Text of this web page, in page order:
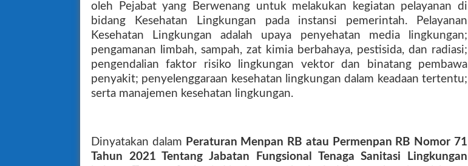
oleh Pejabat yang Berwenang untuk melakukan kegiatan pelayanan di
bidang Kesehatan Lingkungan pada instansi pemerintah. Pelayanan
Kesehatan Lingkungan adalah upaya penyehatan media lingkungan;
pengamanan limbah, sampah, zat kimia berbahaya, pestisida, dan radiasi;
pengendalian faktor risiko lingkungan vektor dan binatang pembawa
penyakit; penyelenggaraan kesehatan lingkungan dalam keadaan tertentu;
serta manajemen kesehatan lingkungan.
Dinyatakan dalam Peraturan Menpan RB atau Permenpan RB Nomor 71
Tahun 2021 Tentang Jabatan Fungsional Tenaga Sanitasi Lingkungan